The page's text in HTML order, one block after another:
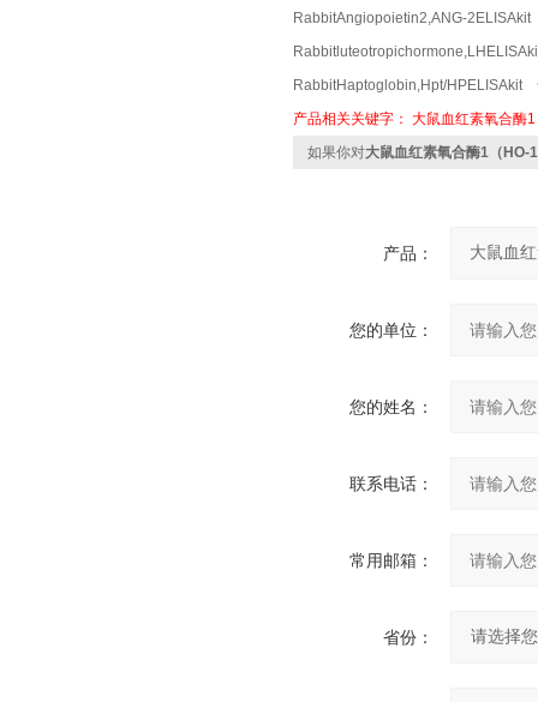
RabbitAngiopoietin2,ANG-
RabbitHaptoglobin,Hpt/HPELISAkit
产品相关关键字： 大鼠血红素氧合酶
如果你对大鼠血红素氧合酶1（HO-
产品：
您的单位：
您的姓名：
联系电话：
常用邮箱：
省份：